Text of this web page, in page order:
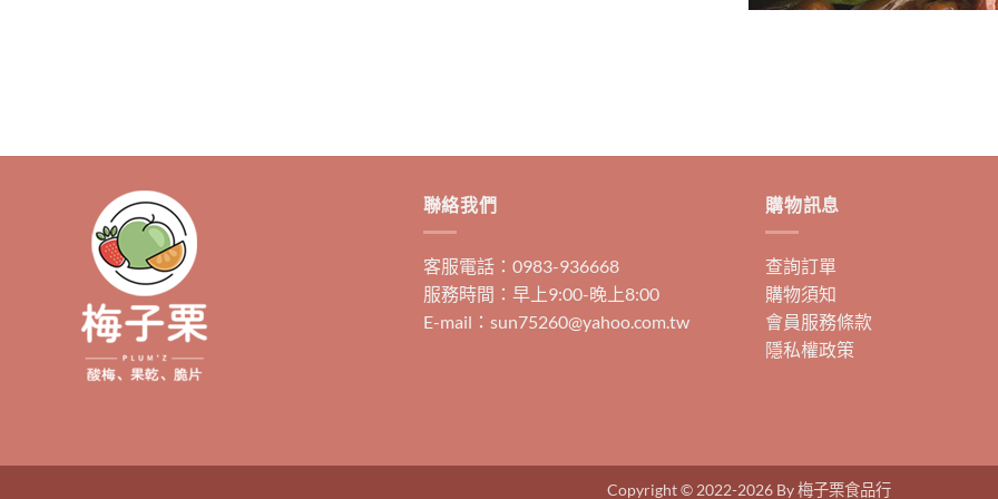
聯絡我們
客服電話：0983-936668
服務時間：早上9:00-晚上8:00
E-mail：sun75260@yahoo.com.tw
購物訊息
查詢訂單
購物須知
會員服務條款
隱私權政策
Copyright © 2022-2026 By 梅子栗食品行